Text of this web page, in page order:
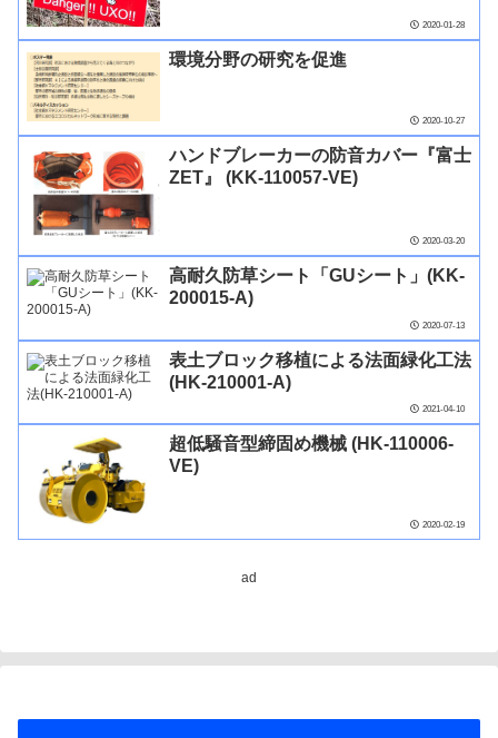
2020-01-28
環境分野の研究を促進
2020-10-27
ハンドブレーカーの防音カバー『富士
ZET』 (KK-110057-VE)
2020-03-20
高耐久防草シート「GUシート」(KK-
200015-A)
2020-07-13
表土ブロック移植による法面緑化工法
(HK-210001-A)
2021-04-10
超低騒音型締固め機械 (HK-110006-
VE)
2020-02-19
ad